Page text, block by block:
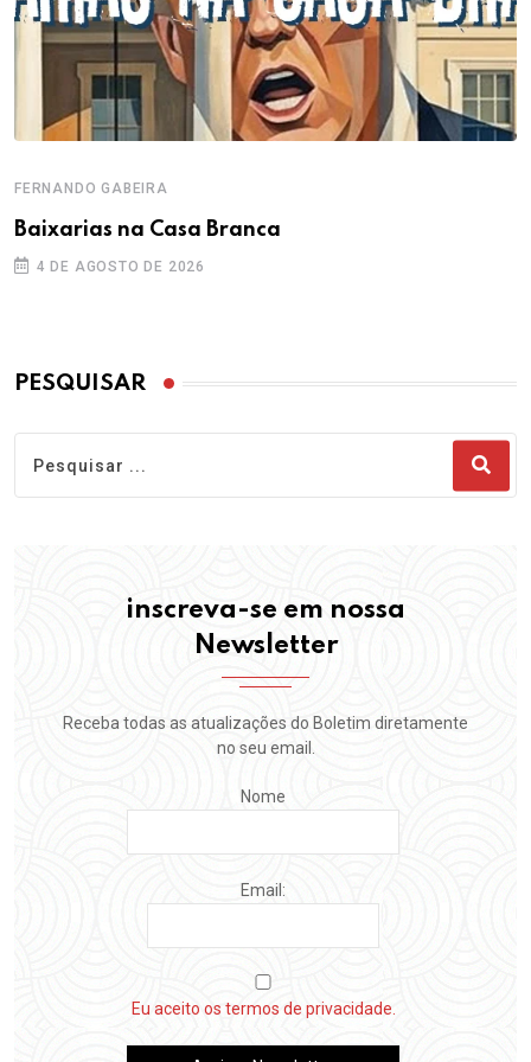
FERNANDO GABEIRA
Baixarias na Casa Branca
4 DE AGOSTO DE 2026
PESQUISAR
inscreva-se em nossa
Newsletter
Receba todas as atualizações do Boletim diretamente
no seu email.
Nome
Email:
Eu aceito os termos de privacidade.